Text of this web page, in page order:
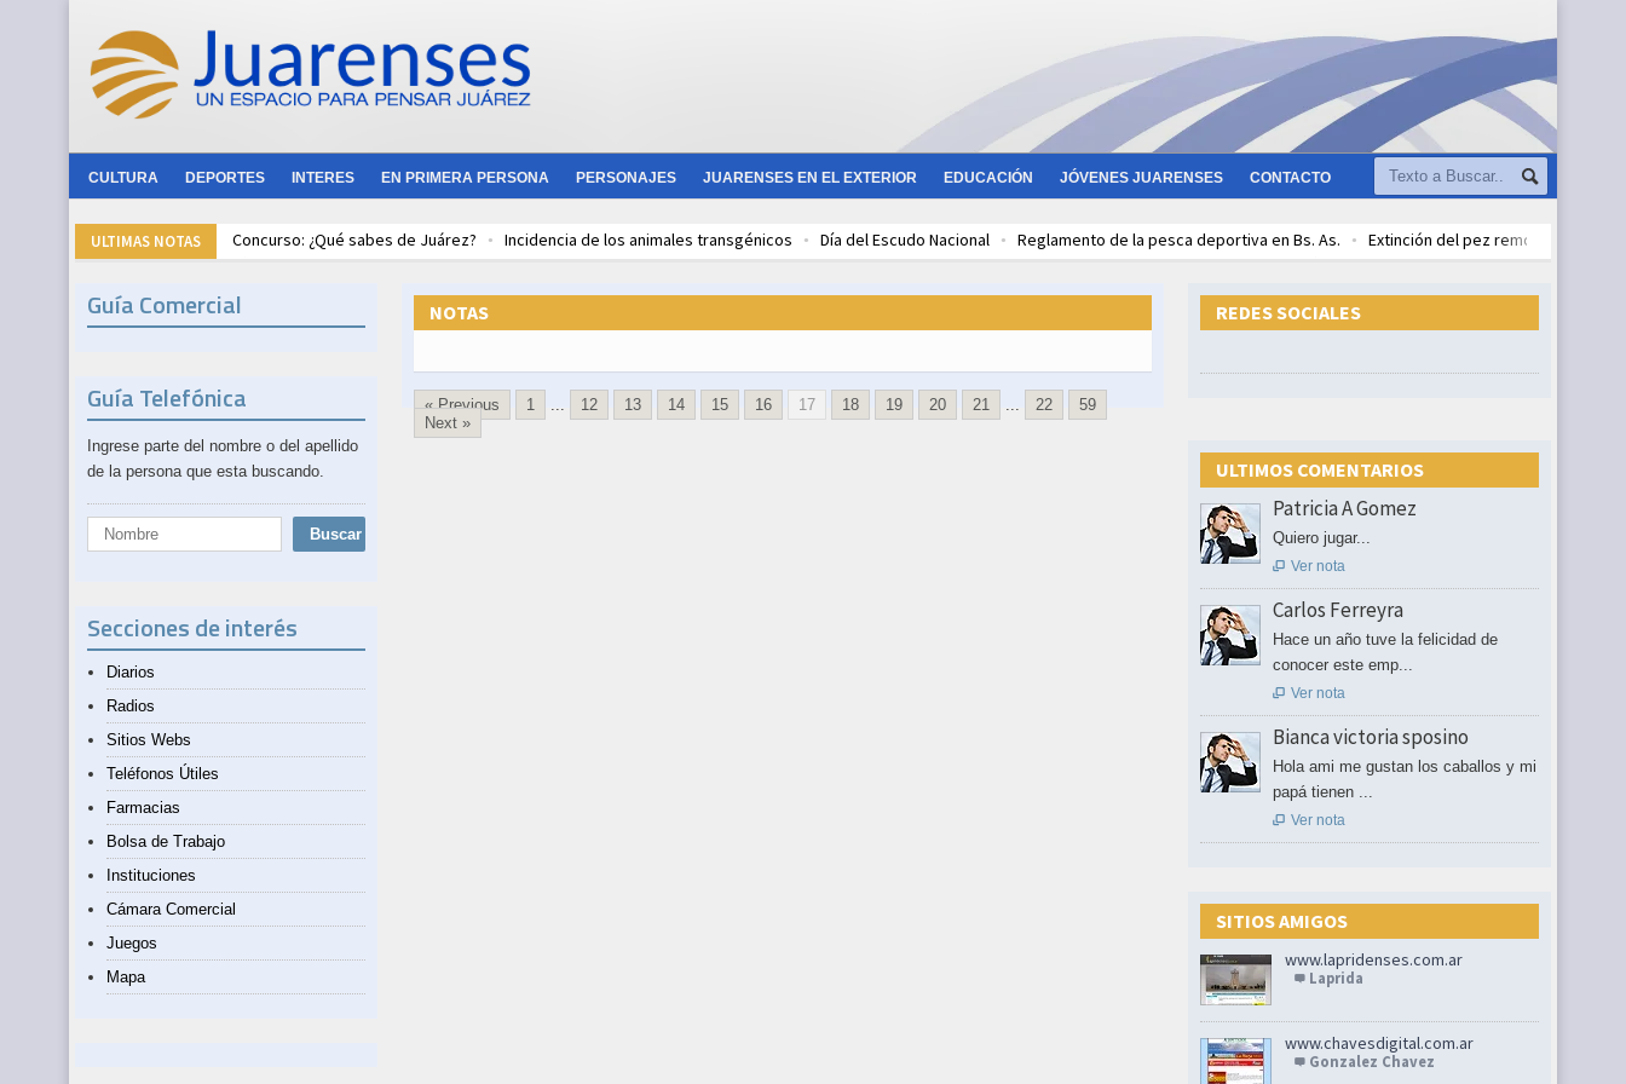
CULTURA DEPORTES INTERES EN PRIMERA PERSONA PERSONAJES JUARENSES EN EL EXTERIOR EDUCACIÓN JÓVENES JUARENSES CONTACTO
ULTIMAS NOTAS Concurso: ¿Qué sabes de Juárez? Incidencia de los animales transgénicos Día del Escudo Nacional Reglamento de la pesca deportiva en Bs. As. Extinción del pez remo gigante
Día del Escudo Nacional
Reglamento de la pesca deportiva en Bs. As. Extinción del pez remo gigante CAME y su propia fintech La ideología bloquea la inteligencia
Día de la
Extinción del pez remo gigante
CAME y su propia fintech La ideología bloquea la inteligencia Día de la Antàrtida El lenguaje inclusivo Trivia Concurso ¿Qué sabes de Juárez?
NOTAS
« Previous 1 ... 12 13 14 15 16 17 18 19 20 21 ... 22
59
Next »
Guía Comercial
Guía Telefónica
Ingrese parte del nombre o del apellido
de la persona que esta buscando.
Secciones de interés
Diarios
Radios
Sitios Webs
Teléfonos Útiles
Farmacias
Bolsa de Trabajo
Instituciones
Cámara Comercial
Juegos
Mapa
REDES SOCIALES
ULTIMOS COMENTARIOS
Patricia A Gomez
Quiero jugar...
 Ver nota
Carlos Ferreyra
Hace un año tuve la felicidad de
conocer este emp...
 Ver nota
Bianca victoria sposino
Hola ami me gustan los caballos y mi
papá tienen ...
 Ver nota
SITIOS AMIGOS
www.lapridenses.com.ar
Laprida
www.chavesdigital.com.ar
Gonzalez Chavez